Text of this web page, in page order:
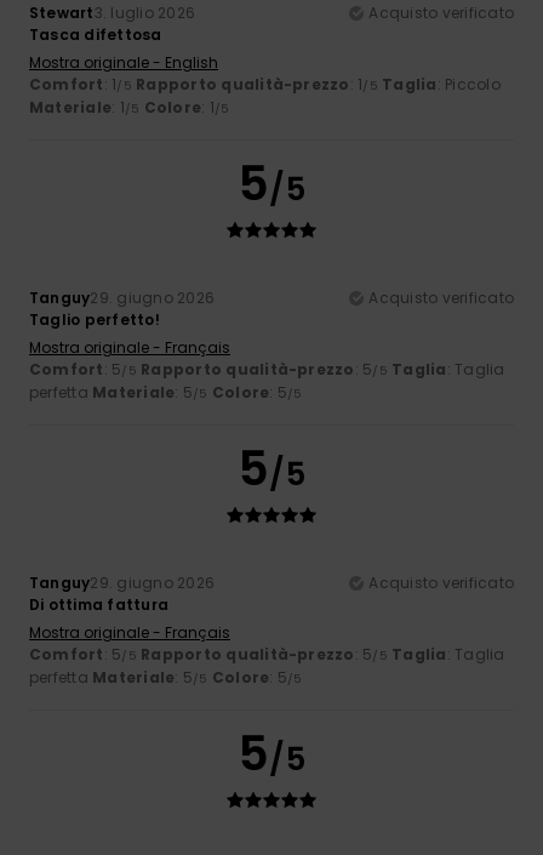
Stewart3. luglio 2026
Acquisto verificato
Tasca difettosa
Mostra originale - English
Comfort: 1/5 Rapporto qualità-prezzo: 1/5 Taglia: Piccolo
Materiale: 1/5 Colore: 1/5
5/5
Tanguy29. giugno 2026
Acquisto verificato
Taglio perfetto!
Mostra originale - Français
Comfort: 5/5 Rapporto qualità-prezzo: 5/5 Taglia: Taglia
perfetta Materiale: 5/5 Colore: 5/5
5/5
Tanguy29. giugno 2026
Acquisto verificato
Di ottima fattura
Mostra originale - Français
Comfort: 5/5 Rapporto qualità-prezzo: 5/5 Taglia: Taglia
perfetta Materiale: 5/5 Colore: 5/5
5/5